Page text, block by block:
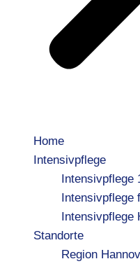
Home
Intensivpflege
Intensivpflege
Intensivpflege
Intensivpflege
Standorte
Region